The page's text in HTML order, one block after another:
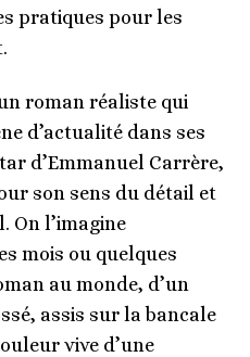
pratiques pour les
roman réaliste qui
d’actualité dans ses
d’Emmanuel Carrère,
son sens du détail et
On l’imagine
mois ou quelques
au monde, d’un
assis sur la bancale
vive d’une